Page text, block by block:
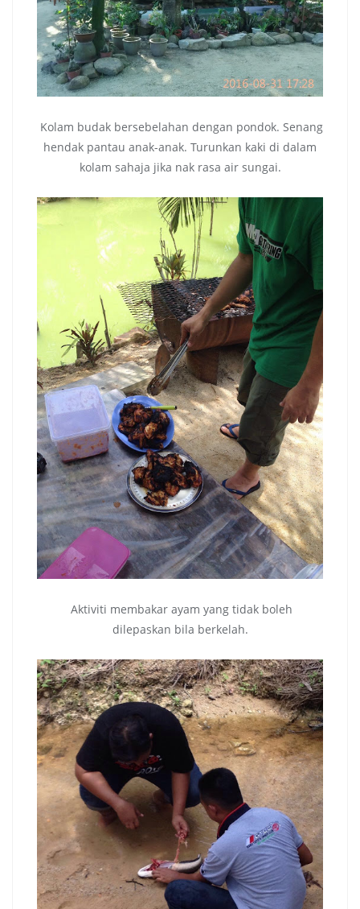
Kolam budak bersebelahan dengan pondok. Senang
hendak pantau anak-anak. Turunkan kaki di dalam
kolam sahaja jika nak rasa air sungai.
Aktiviti membakar ayam yang tidak boleh
dilepaskan bila berkelah.